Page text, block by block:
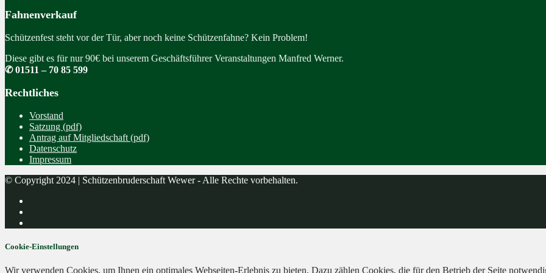
Fahnenverkauf
Schützenfest steht vor der Tür, aber noch keine Schützenfahne? Kein Problem!
Diese gibt es für nur 90€ bei unserem Geschäftsführer Veranstaltungen Manfred Werner.
✆ 01511 – 70 85 599
Rechtliches
Vorstand
Satzung (pdf)
Antrag auf Mitgliedschaft (pdf)
Datenschutz
Impressum
© Copyright 2024 | Schützenbruderschaft Wewer - Alle Rechte vorbehalten.
Cookie-Einstellungen
Wir verwenden Cookies, um Ihnen ein optimales Webseiten-Erlebnis zu bieten. Dazu zählen Cookies, die für den Betrieb der Seite